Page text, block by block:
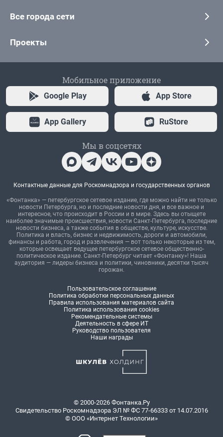
Все города сети
Проекты
Мобильное приложение
Google Play App Store
App Gallery RuStore
Мы в соцсетях
Контактные данные для Роскомнадзора и государственных органов
«Фонтанка» — петербургское сетевое издание, где можно найти не только
новости Петербурга, но и последние новости дня, и все важное и
интересное, что происходит в России и в мире. Здесь вы отыщете
наиболее значимые происшествия, новости Санкт-Петербурга, последние
новости бизнеса, а также события в обществе, культуре, искусстве.
Политика и власть, бизнес и недвижимость, дороги и автомобили,
финансы и работа, город и развлечения — вот только некоторые из тем,
которые освещает ведущее петербургское сетевое общественно-
политическое издание. Санкт-Петербург читает «Фонтанку»! Наша
аудитория — лидеры бизнеса и политики, чиновники, десятки тысяч
горожан.
Пользовательское соглашение
Политика обработки персональных данных
Правила использования материалов сайта
Политика использования cookies
Рекомендательные системы
Деятельность в сфере ИТ
Руководство пользователя
Наши награды
© 2000-2026 Фонтанка.Ру
Свидетельство Роскомнадзора ЭЛ № ФС 77-66333 от 14.07.2016
© ООО «Интернет Технологии»